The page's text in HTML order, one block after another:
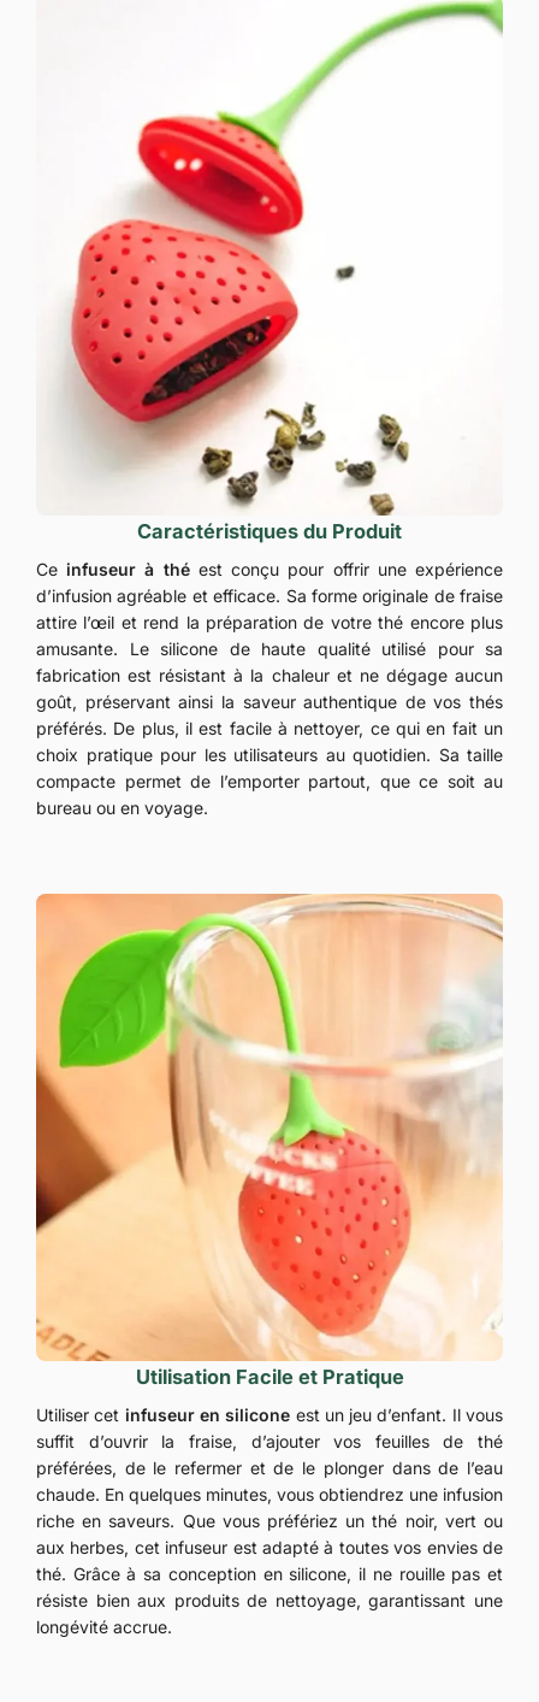
Caractéristiques du Produit
Ceinfuseur à théest conçu pour offrir une expérience
d’infusion agréable et efficace. Sa forme originale de fraise
attire l’œil et rend la préparation de votre thé encore plus
amusante. Le silicone de haute qualité utilisé pour sa
fabrication est résistant à la chaleur et ne dégage aucun
goût, préservant ainsi la saveur authentique de vos thés
préférés. De plus, il est facile à nettoyer, ce qui en fait un
choix pratique pour les utilisateurs au quotidien. Sa taille
compacte permet de l’emporter partout, que ce soit au
bureau ou en voyage.
Utilisation Facile et Pratique
Utiliser cet infuseur en silicone est un jeu d’enfant. Il vous
suffit d’ouvrir la fraise, d’ajouter vos feuilles de thé
préférées, de le refermer et de le plonger dans de l’eau
chaude. En quelques minutes, vous obtiendrez une infusion
riche en saveurs. Que vous préfériez un thé noir, vert ou
aux herbes, cet infuseur est adapté à toutes vos envies de
thé. Grâce à sa conception en silicone, il ne rouille pas et
résiste bien aux produits de nettoyage, garantissant une
longévité accrue.